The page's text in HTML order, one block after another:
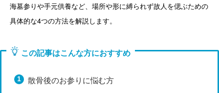
海墓参りや手元供養など、場所や形に縛られず故人を偲ぶための
具体的な4つの方法を解説します。
この記事はこんな方におすすめ
散骨後のお参りに悩む方